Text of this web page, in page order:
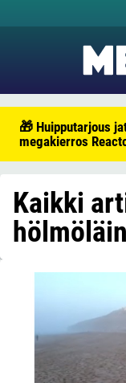
🎁 Huipputarjous
megakierros
Kaikki